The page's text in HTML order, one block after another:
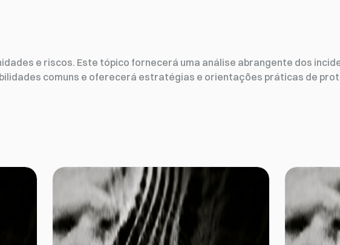
e riscos. Este tópico fornecerá uma análise abrangente dos
comuns e oferecerá estratégias e orientações práticas de